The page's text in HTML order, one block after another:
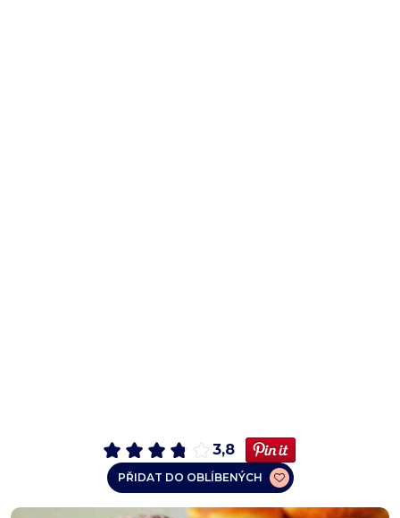
3,8
PŘIDAT DO OBLÍBENÝCH